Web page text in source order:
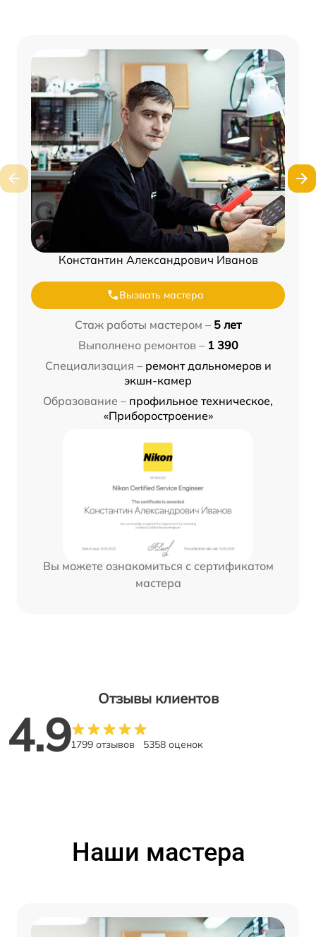
Константин Александрович Иванов
Вызвать мастера
Стаж работы мастером – 5 лет
Выполнено ремонтов – 1 390
Специализация – ремонт дальномеров и
экшн-камер
Образование – профильное техническое,
«Приборостроение»
Вы можете ознакомиться с сертификатом
мастера
Отзывы клиентов
4.91799 отзывов 5358 оценок
Наши мастера